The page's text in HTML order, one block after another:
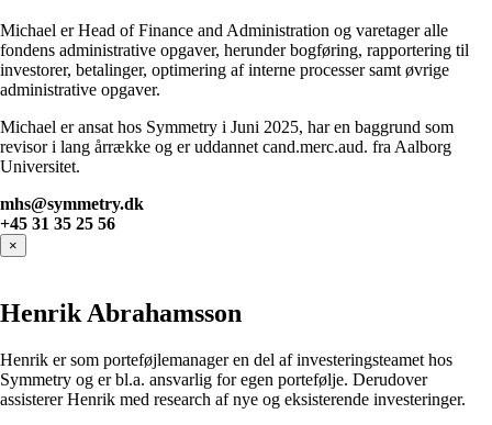
Michael er Head of Finance and Administration og varetager alle
fondens administrative opgaver, herunder bogføring, rapportering til
investorer, betalinger, optimering af interne processer samt øvrige
administrative opgaver.
Michael er ansat hos Symmetry i Juni 2025, har en baggrund som
revisor i lang årrække og er uddannet cand.merc.aud. fra Aalborg
Universitet.
mhs@symmetry.dk
+45 31 35 25 56
×
Henrik Abrahamsson
Henrik er som porteføjlemanager en del af investeringsteamet hos
Symmetry og er bl.a. ansvarlig for egen portefølje. Derudover
assisterer Henrik med research af nye og eksisterende investeringer.